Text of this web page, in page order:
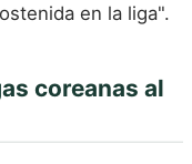
en la liga".
coreanas al